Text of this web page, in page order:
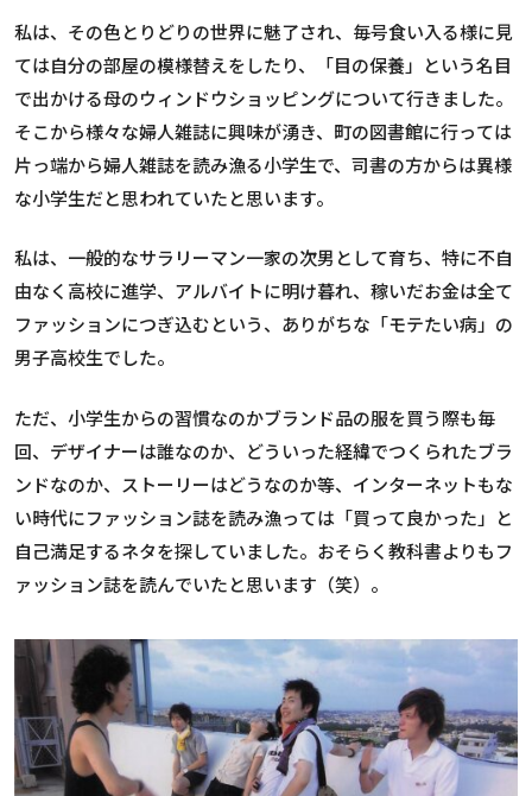
私は、その色とりどりの世界に魅了され、毎号食い入る様に見
ては自分の部屋の模様替えをしたり、「目の保養」という名目
で出かける母のウィンドウショッピングについて行きました。
そこから様々な婦人雑誌に興味が湧き、町の図書館に行っては
片っ端から婦人雑誌を読み漁る小学生で、司書の方からは異様
な小学生だと思われていたと思います。
私は、一般的なサラリーマン一家の次男として育ち、特に不自
由なく高校に進学、アルバイトに明け暮れ、稼いだお金は全て
ファッションにつぎ込むという、ありがちな「モテたい病」の
男子高校生でした。
ただ、小学生からの習慣なのかブランド品の服を買う際も毎
回、デザイナーは誰なのか、どういった経緯でつくられたブラ
ンドなのか、ストーリーはどうなのか等、インターネットもな
い時代にファッション誌を読み漁っては「買って良かった」と
自己満足するネタを探していました。おそらく教科書よりもフ
ァッション誌を読んでいたと思います（笑）。